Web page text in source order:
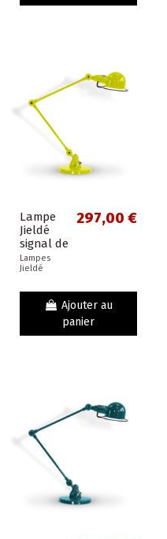
Lampe
Jieldé
signal de
bureau
ou table
jaune
Design
Lampes
Jieldé
297,00 €
Ajouter au
panier